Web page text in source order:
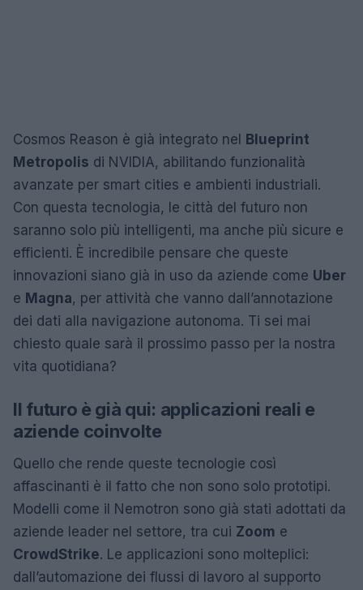
Cosmos Reason è già integrato nel Blueprint
Metropolis di NVIDIA, abilitando funzionalità
avanzate per smart cities e ambienti industriali.
Con questa tecnologia, le città del futuro non
saranno solo più intelligenti, ma anche più sicure e
efficienti. È incredibile pensare che queste
innovazioni siano già in uso da aziende come Uber
e Magna, per attività che vanno dall’annotazione
dei dati alla navigazione autonoma. Ti sei mai
chiesto quale sarà il prossimo passo per la nostra
vita quotidiana?
Il futuro è già qui: applicazioni reali e
aziende coinvolte
Quello che rende queste tecnologie così
affascinanti è il fatto che non sono solo prototipi.
Modelli come il Nemotron sono già stati adottati da
aziende leader nel settore, tra cui Zoom e
CrowdStrike. Le applicazioni sono molteplici:
dall’automazione dei flussi di lavoro al supporto